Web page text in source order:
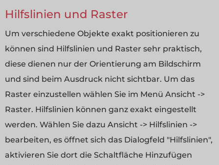
Hilfslinien und Raster
Um verschiedene Objekte exakt positionieren zu
können sind Hilfslinien und Raster sehr praktisch,
diese dienen nur der Orientierung am Bildschirm
und sind beim Ausdruck nicht sichtbar. Um das
Raster einzustellen wählen Sie im Menü Ansicht ->
Raster. Hilfslinien können ganz exakt eingestellt
werden. Wählen Sie dazu Ansicht -> Hilfslinien ->
bearbeiten, es öffnet sich das Dialogfeld "Hilfslinien",
aktivieren Sie dort die Schaltfläche Hinzufügen